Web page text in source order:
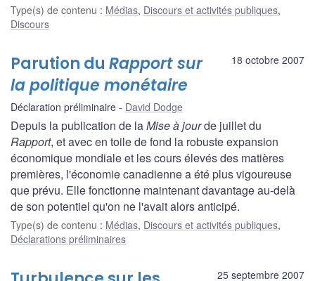
Type(s) de contenu : Médias, Discours et activités publiques,
Discours
18 octobre 2007
Parution du Rapport sur
la politique monétaire
Déclaration préliminaire David Dodge
Depuis la publication de laMise à jourde juillet du
Rapport, et avec en toile de fond la robuste expansion
économique mondiale et les cours élevés des matières
premières, l'économie canadienne a été plus vigoureuse
que prévu. Elle fonctionne maintenant davantage au-delà
de son potentiel qu'on ne l'avait alors anticipé.
Type(s) de contenu : Médias, Discours et activités publiques,
Déclarations préliminaires
25 septembre 2007